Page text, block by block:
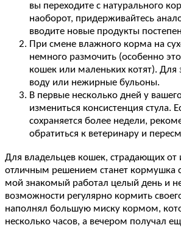
вы переходите с натурального
наоборот, придерживайтесь
вводите новые продукты
При смене влажного корма на
немного размочить (особенно
кошек или маленьких котят). Для
воду или нежирные бульоны.
В первые несколько дней у
измениться консистенция стула.
сохраняется более недели,
обратиться к ветеринару и
Для владельцев кошек, страдающих от
отличным решением станет кормушка
мой знакомый работал целый день и
возможности регулярно кормить
наполнял большую миску кормом,
несколько часов, а вечером получал